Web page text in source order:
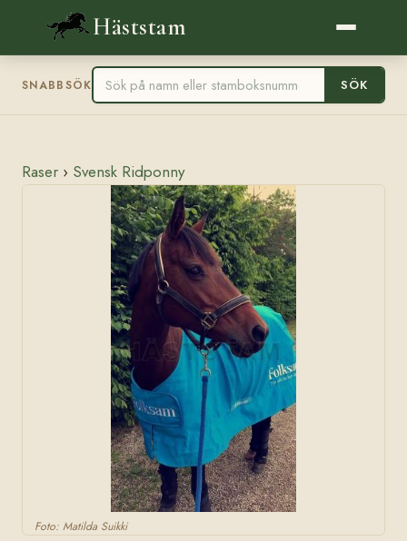
Häststam
SNABBSÖK SÖK
Raser › Svensk Ridponny
Foto: Matilda Suikki